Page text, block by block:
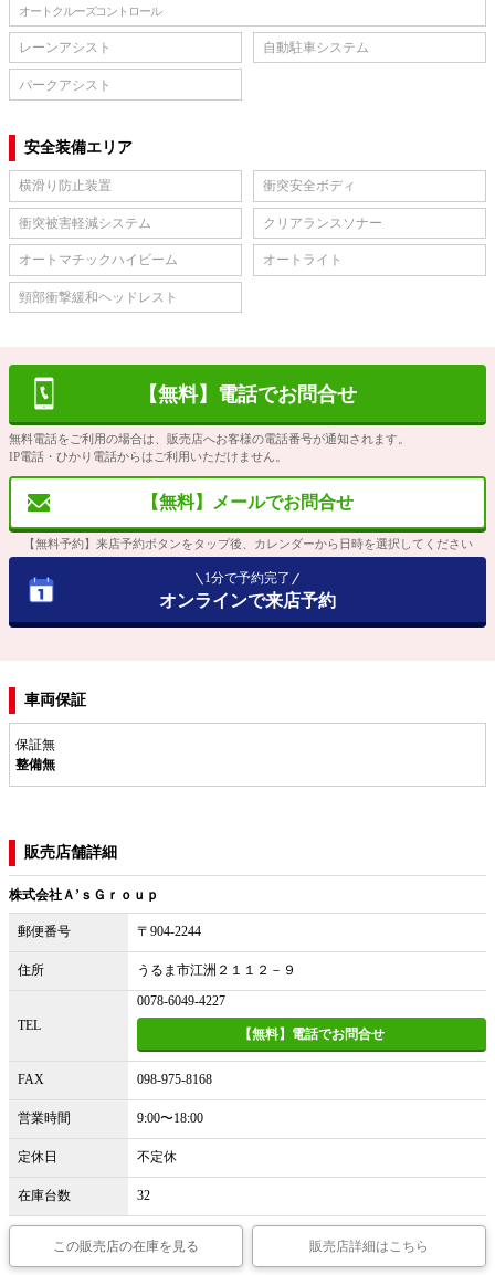
オートクルーズコントロール
レーンアシスト 自動駐車システム
パークアシスト
安全装備エリア
横滑り防止装置 衝突安全ボディ
衝突被害軽減システム クリアランスソナー
オートマチックハイビーム オートライト
頸部衝撃緩和ヘッドレスト
【無料】電話でお問合せ
無料電話をご利用の場合は、販売店へお客様の電話番号が通知されます。
IP電話・ひかり電話からはご利用いただけません。
【無料】メールでお問合せ
【無料予約】来店予約ボタンをタップ後、カレンダーから日時を選択してください
1分で予約完了
オンラインで来店予約
車両保証
保証無
整備無
販売店舗詳細
株式会社Ａ’ｓＧｒｏｕｐ
郵便番号 〒904-2244
住所 うるま市江洲２１１２－９
TEL
0078-6049-4227
【無料】電話でお問合せ
FAX 098-975-8168
営業時間 9:00〜18:00
定休日 不定休
在庫台数 32
この販売店の在庫を見る 販売店詳細はこちら